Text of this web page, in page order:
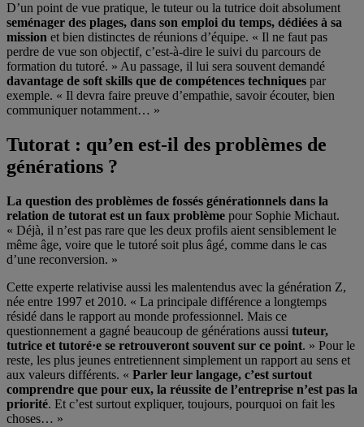
D’un point de vue pratique, le tuteur ou la tutrice doit absolument
seménager des plages, dans son emploi du temps, dédiées à sa
mission et bien distinctes de réunions d’équipe. « Il ne faut pas
perdre de vue son objectif, c’est-à-dire le suivi du parcours de
formation du tutoré. » Au passage, il lui sera souvent demandé
davantage de soft skills que de compétences techniques par
exemple. « Il devra faire preuve d’empathie, savoir écouter, bien
communiquer notamment… »
Tutorat : qu’en est-il des problèmes de
générations ?
La question des problèmes de fossés générationnels dans la
relation de tutorat est un faux problème pour Sophie Michaut.
« Déjà, il n’est pas rare que les deux profils aient sensiblement le
même âge, voire que le tutoré soit plus âgé, comme dans le cas
d’une reconversion. »
Cette experte relativise aussi les malentendus avec la génération Z,
née entre 1997 et 2010. « La principale différence a longtemps
résidé dans le rapport au monde professionnel. Mais ce
questionnement a gagné beaucoup de générations aussi tuteur,
tutrice et tutoré·e se retrouveront souvent sur ce point. » Pour le
reste, les plus jeunes entretiennent simplement un rapport au sens et
aux valeurs différents. « Parler leur langage, c’est surtout
comprendre que pour eux, la réussite de l’entreprise n’est pas la
priorité. Et c’est surtout expliquer, toujours, pourquoi on fait les
choses… »